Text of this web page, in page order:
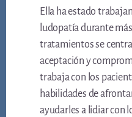
Ella ha estado
ludopatía durante
tratamientos se
aceptación y
trabaja con los
habilidades de
ayudarles a lidiar con